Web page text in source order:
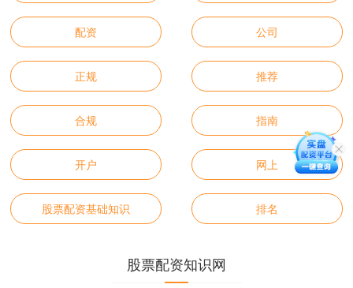
配资 公司
正规 推荐
合规 指南
开户 网上
股票配资基础知识 排名
股票配资知识网